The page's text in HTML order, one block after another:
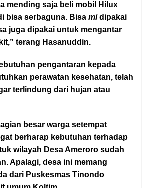
mending saja beli mobil Hilux
bisa serbaguna. Bisa midipakai
juga dipakai untuk mengantar
terang Hasanuddin.
pengantaran kepada
perawatan kesehatan, telah
terlindung dari hujan atau
besar warga setempat
berharap kebutuhan terhadap
wilayah Desa Ameroro sudah
Apalagi, desa ini memang
dari Puskesmas Tinondo